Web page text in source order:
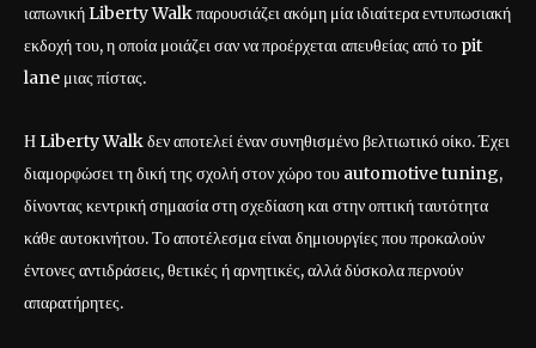
ιαπωνική Liberty Walk παρουσιάζει ακόμη μία ιδιαίτερα εντυπωσιακή
εκδοχή του, η οποία μοιάζει σαν να προέρχεται απευθείας από το pit
lane μιας πίστας.
Η Liberty Walk δεν αποτελεί έναν συνηθισμένο βελτιωτικό οίκο. Έχει
διαμορφώσει τη δική της σχολή στον χώρο του automotive tuning,
δίνοντας κεντρική σημασία στη σχεδίαση και στην οπτική ταυτότητα
κάθε αυτοκινήτου. Το αποτέλεσμα είναι δημιουργίες που προκαλούν
έντονες αντιδράσεις, θετικές ή αρνητικές, αλλά δύσκολα περνούν
απαρατήρητες.